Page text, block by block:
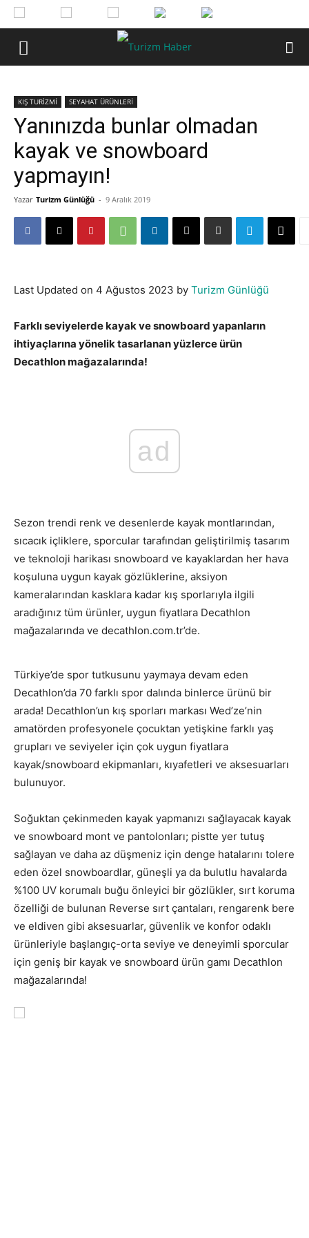
KIŞ TURİZMİ SEYAHAT ÜRÜNLERİ
Yanınızda bunlar olmadan
kayak ve snowboard
yapmayın!
Yazar Turizm Günlüğü - 9 Aralık 2019
Last Updated on 4 Ağustos 2023 by Turizm Günlüğü
Farklı seviyelerde kayak ve snowboard yapanların
ihtiyaçlarına yönelik tasarlanan yüzlerce ürün
Decathlon mağazalarında!
ad
Sezon trendi renk ve desenlerde kayak montlarından,
sıcacık içliklere, sporcular tarafından geliştirilmiş tasarım
ve teknoloji harikası snowboard ve kayaklardan her hava
koşuluna uygun kayak gözlüklerine, aksiyon
kameralarından kasklara kadar kış sporlarıyla ilgili
aradığınız tüm ürünler, uygun fiyatlara Decathlon
mağazalarında ve decathlon.com.tr’de.
Türkiye’de spor tutkusunu yaymaya devam eden
Decathlon’da 70 farklı spor dalında binlerce ürünü bir
arada! Decathlon’un kış sporları markası Wed’ze’nin
amatörden profesyonele çocuktan yetişkine farklı yaş
grupları ve seviyeler için çok uygun fiyatlara
kayak/snowboard ekipmanları, kıyafetleri ve aksesuarları
bulunuyor.
Soğuktan çekinmeden kayak yapmanızı sağlayacak kayak
ve snowboard mont ve pantolonları; pistte yer tutuş
sağlayan ve daha az düşmeniz için denge hatalarını tolere
eden özel snowboardlar, güneşli ya da bulutlu havalarda
%100 UV korumalı buğu önleyici bir gözlükler, sırt koruma
özelliği de bulunan Reverse sırt çantaları, rengarenk bere
ve eldiven gibi aksesuarlar, güvenlik ve konfor odaklı
ürünleriyle başlangıç-orta seviye ve deneyimli sporcular
için geniş bir kayak ve snowboard ürün gamı Decathlon
mağazalarında!